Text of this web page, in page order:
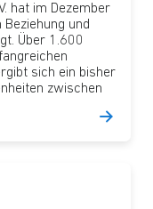
hat im Dezember
und
Über 1.600
sich ein bisher
zwischen